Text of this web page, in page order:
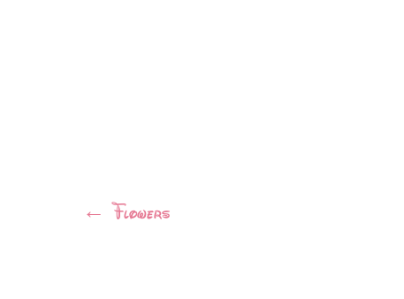
Navigation
← Flowers